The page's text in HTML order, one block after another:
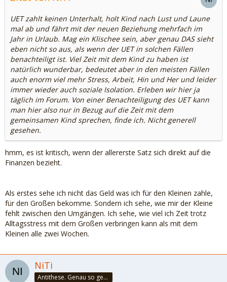
UET zahlt keinen Unterhalt, holt Kind nach Lust und Laune
mal ab und fährt mit der neuen Beziehung mehrfach im
Jahr in Urlaub. Mag ein Klischee sein, aber genau DAS sieht
eben nicht so aus, als wenn der UET in solchen Fällen
benachteiligt ist. Viel Zeit mit dem Kind zu haben ist
natürlich wunderbar, bedeutet aber in den meisten Fällen
auch enorm viel mehr Stress, Arbeit, Hin und Her und leider
immer wieder auch soziale Isolation. Erleben wir hier ja
täglich im Forum. Von einer Benachteiligung des UET kann
man hier also nur in Bezug auf die Zeit mit dem
gemeinsamen Kind sprechen, finde ich. Nicht generell
gesehen.
hmm, es ist kritisch, wenn der allererste Satz sich direkt auf die
Finanzen bezieht.
Als erstes sehe ich nicht das Geld was ich für den Kleinen zahle,
für den Großen bekomme. Sondern ich sehe, wie mir der Kleine
fehlt zwischen den Umgängen. Ich sehe, wie viel ich Zeit trotz
Alltagsstress mit dem Großen verbringen kann als mit dem
Kleinen alle zwei Wochen.
NiTi
Antithese. Genau so geht das. Und halbier dir doch mal!